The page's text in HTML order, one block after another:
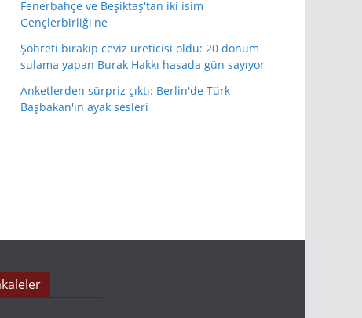
Fenerbahçe ve Beşiktaş'tan iki isim
Gençlerbirliği'ne
Şöhreti bırakıp ceviz üreticisi oldu: 20 dönüm
sulama yapan Burak Hakkı hasada gün sayıyor
Anketlerden sürpriz çıktı: Berlin'de Türk
Başbakan'ın ayak sesleri